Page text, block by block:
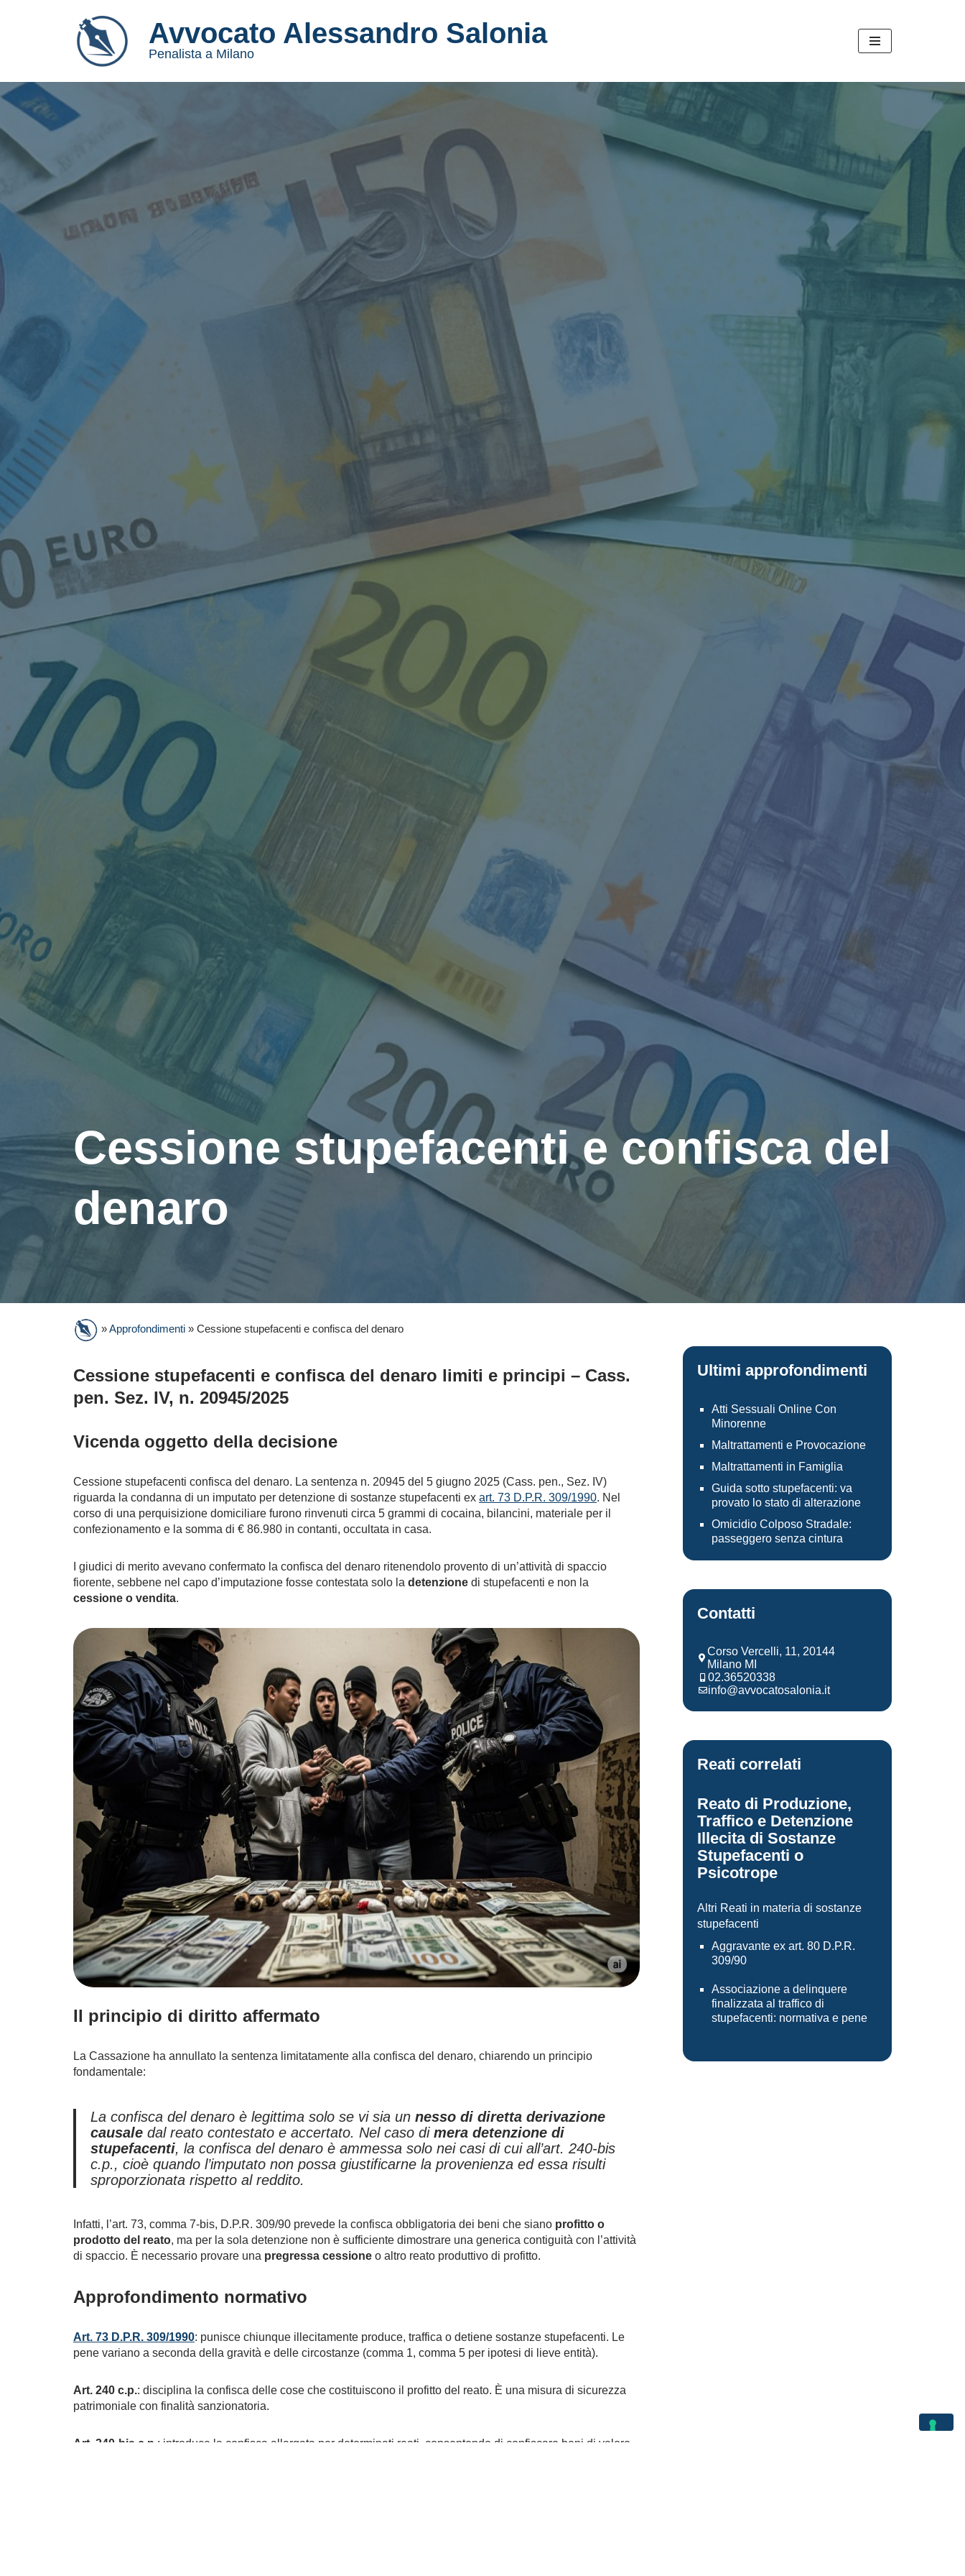
Avvocato Alessandro Salonia
Penalista a Milano
Cessione stupefacenti e confisca del
denaro
»Approfondimenti » Cessione stupefacenti e confisca del denaro
Cessione stupefacenti e confisca del denaro limiti e principi – Cass.
pen. Sez. IV, n. 20945/2025
Vicenda oggetto della decisione
Cessione stupefacenti confisca del denaro. La sentenza n. 20945 del 5 giugno 2025 (Cass. pen., Sez. IV)
riguarda la condanna di un imputato per detenzione di sostanze stupefacenti ex art. 73 D.P.R. 309/1990. Nel
corso di una perquisizione domiciliare furono rinvenuti circa 5 grammi di cocaina, bilancini, materiale per il
confezionamento e la somma di € 86.980 in contanti, occultata in casa.
I giudici di merito avevano confermato la confisca del denaro ritenendolo provento di un’attività di spaccio
fiorente, sebbene nel capo d’imputazione fosse contestata solo la detenzione di stupefacenti e non la
cessione o vendita.
Il principio di diritto affermato
La Cassazione ha annullato la sentenza limitatamente alla confisca del denaro, chiarendo un principio
fondamentale:
La confisca del denaro è legittima solo se vi sia un nesso di diretta derivazione
causale dal reato contestato e accertato. Nel caso di mera detenzione di
stupefacenti, la confisca del denaro è ammessa solo nei casi di cui all’art. 240-bis
c.p., cioè quando l’imputato non possa giustificarne la provenienza ed essa risulti
sproporzionata rispetto al reddito.
Infatti, l’art. 73, comma 7-bis, D.P.R. 309/90 prevede la confisca obbligatoria dei beni che siano profitto o
prodotto del reato, ma per la sola detenzione non è sufficiente dimostrare una generica contiguità con l’attività
di spaccio. È necessario provare una pregressa cessione o altro reato produttivo di profitto.
Approfondimento normativo
Art. 73 D.P.R. 309/1990: punisce chiunque illecitamente produce, traffica o detiene sostanze stupefacenti. Le
pene variano a seconda della gravità e delle circostanze (comma 1, comma 5 per ipotesi di lieve entità).
Art. 240 c.p.: disciplina la confisca delle cose che costituiscono il profitto del reato. È una misura di sicurezza
patrimoniale con finalità sanzionatoria.
Art. 240-bis c.p. : introduce la confisca allargata per determinati reati, consentendo di confiscare beni di valore
Ultimi approfondimenti
Atti Sessuali Online Con
Minorenne
Maltrattamenti e Provocazione
Maltrattamenti in Famiglia
Guida sotto stupefacenti: va
provato lo stato di alterazione
Omicidio Colposo Stradale:
passeggero senza cintura
Contatti
Corso Vercelli, 11, 20144
Milano MI
02.36520338
info@avvocatosalonia.it
Reati correlati
Reato di Produzione,
Traffico e Detenzione
Illecita di Sostanze
Stupefacenti o
Psicotrope
Altri Reati in materia di sostanze
stupefacenti
Aggravante ex art. 80 D.P.R.
309/90
Associazione a delinquere
finalizzata al traffico di
stupefacenti: normativa e pene